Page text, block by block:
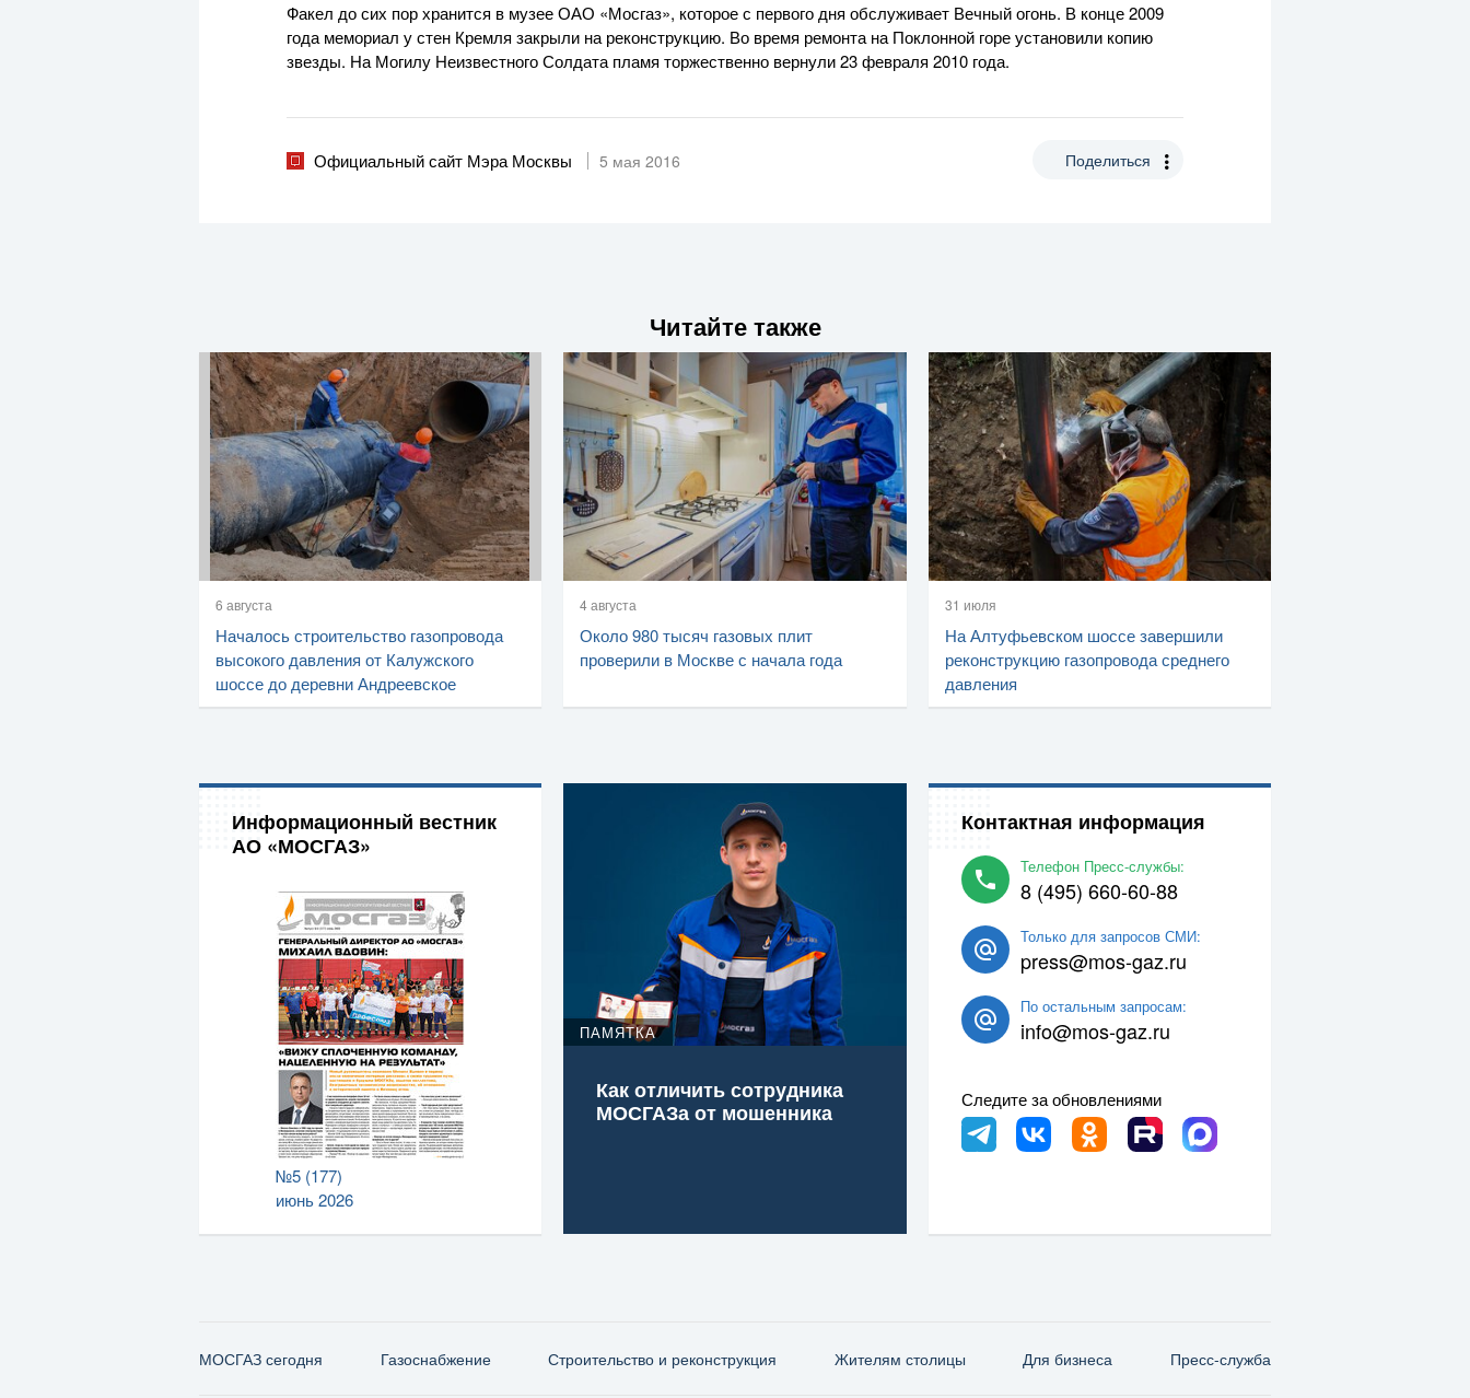
Факел до сих пор хранится в музееОАО «Мосгаз», которое с первого дня обслуживает Вечный огонь. В конце 2009
года мемориал у стен Кремля закрыли на реконструкцию. Во время ремонта на Поклонной горе установили копию
звезды. На Могилу Неизвестного Солдата пламя торжественно вернули 23 февраля 2010 года.
Официальный сайт Мэра Москвы 5 мая 2016 Поделиться
Читайте также
6 августа
Началось строительство газопровода
высокого давления от Калужского
шоссе до деревни Андреевское
4 августа
Около 980 тысяч газовых плит
проверили в Москве с начала года
31 июля
На Алтуфьевском шоссе завершили
реконструкцию газопровода среднего
давления
Информационный вестник
АО «МОСГАЗ»
№5 (177)
июнь 2026
ПАМЯТКА
Как отличить сотрудника
МОСГАЗа от мошенника
Контактная информация
Телефон Пресс-службы:
8 (495) 660-60-88
Только для запросов СМИ:
press@mos-gaz.ru
По остальным запросам:
info@mos-gaz.ru
Следите за обновлениями
МОСГАЗ сегодня Газо­снабжение Строительство и реконструкция Жителям столицы Для бизнеса Пресс-служба